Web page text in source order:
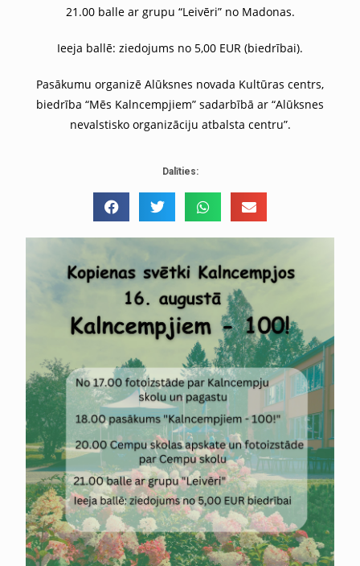
21.00 balle ar grupu “Leivēri” no Madonas.
Ieeja ballē: ziedojums no 5,00 EUR (biedrībai).
Pasākumu organizē Alūksnes novada Kultūras centrs,
biedrība “Mēs Kalncempjiem” sadarbībā ar “Alūksnes
nevalstisko organizāciju atbalsta centru”.
Dalīties: